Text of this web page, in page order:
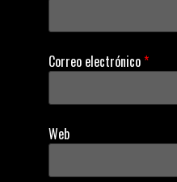
Correo electrónico*
Web